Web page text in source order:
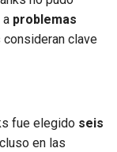
a problemas
consideran clave
fue elegido seis
en las